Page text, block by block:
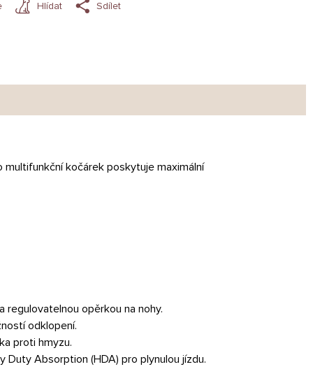
Hlídat Sdílet
kočárek poskytuje maximální
opěrkou na nohy.
odklopení.
proti hmyzu.
Duty Absorption (HDA) pro plynulou jízdu.